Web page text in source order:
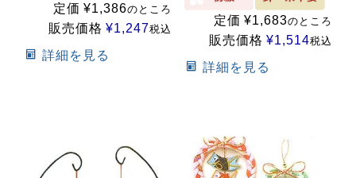
定価 ¥1,386のところ
販売価格 ¥1,247税込
詳細を見る
定価 ¥1,683のところ
販売価格 ¥1,514税込
詳細を見る